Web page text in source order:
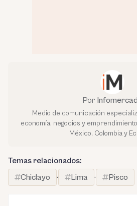
Por
Medio de comunicación
economía, negocios y
México, Colombia y
Temas relacionados:
Chiclayo
· Lima · Pisco